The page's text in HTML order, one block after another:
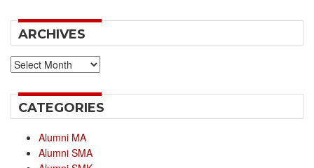
ARCHIVES
Archives
CATEGORIES
Alumni MA
Alumni SMA